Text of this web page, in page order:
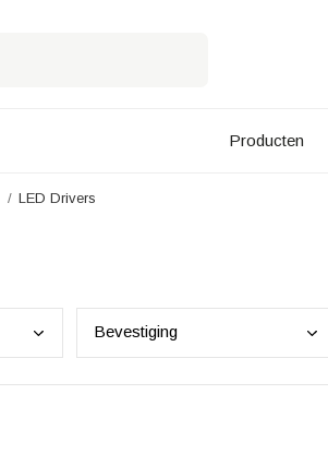
Producten
LED Drivers
Bevestiging